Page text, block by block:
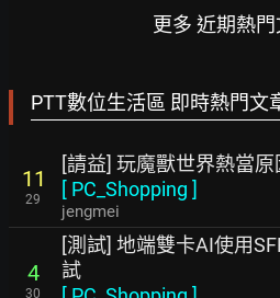
更多 近期熱門
PTT數位生活區 即時熱門文
11
29
[請益] 玩魔獸世界熱當原
[ PC_Shopping ]
jengmei
4
30
[測試] 地端雙卡AI使用
試